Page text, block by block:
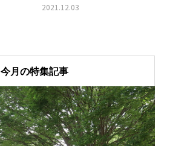
2021.12.03
今月の特集記事